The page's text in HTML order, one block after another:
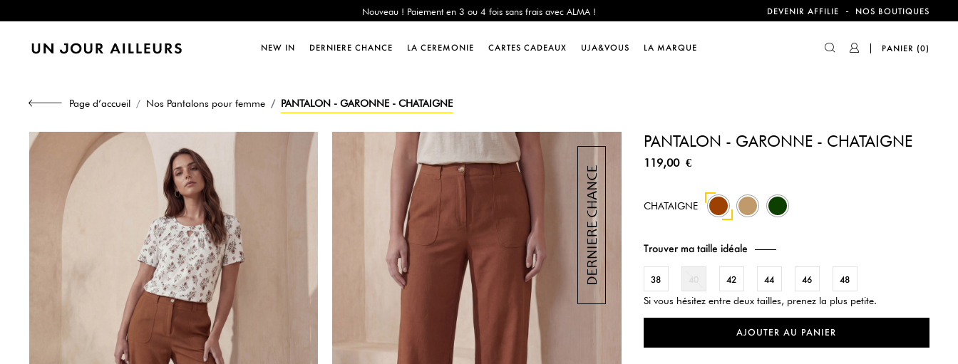
Dernière Chance : -60% sur une sélection jusqu'au 23/08 en vous connectant à votre compte !
Livraison offerte dès 200€ d'achat
Dernière Chance : -60% sur une sélection jusqu'au 23/08 en vous connectant à votre compte !
DEVENIR AFFILIE - NOS BOUTIQUES
NEW IN DERNIERE CHANCE LA CEREMONIE CARTES CADEAUX UJA&VOUS LA MARQUE PANIER (0)
Page d’accueil Nos Pantalons pour femme PANTALON - GARONNE - CHATAIGNE
PANTALON - GARONNE - CHATAIGNE
119,00 €
CHATAIGNE 12 42
Trouver ma taille idéale
38 42 44 46 48
Si vous hésitez entre deux tailles, prenez la plus petite.
AJOUTER AU PANIER